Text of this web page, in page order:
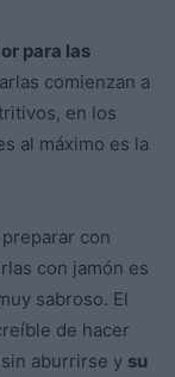
para las
comienzan a
en los
al máximo es la
con
con jamón es
sabroso. El
de hacer
aburrirse y su